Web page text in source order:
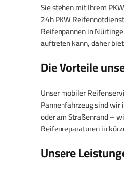
Sie stehen mit Ihrem
24h PKW
Reifenpannen in
auftreten kann, daher
Die Vorteile
Unser mobiler
Pannenfahrzeug sind wir
oder am Straßenrand –
Reifenreparaturen in
Unsere